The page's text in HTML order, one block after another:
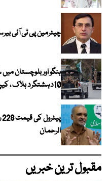
چیئرمین پی ٹی آئی
ہنگو اور بلوچستان میں
10دہشتگرد ہلاک ، کیپٹن شہید
الرحمان
مقبول ترین خبریں